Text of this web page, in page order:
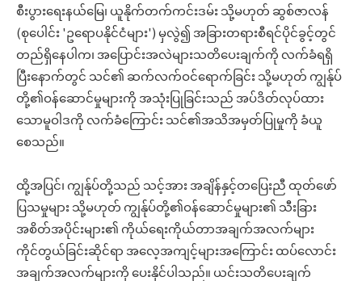
စီးပွားရေးနယ်မြေ၊ ယူနိုက်တက်ကင်းဒမ်း သို့မဟုတ် ဆွစ်ဇာလန်
(စုပေါင်း 'ဥရောပနိုင်ငံများ') မှလွဲ၍ အခြားတရားစီရင်ပိုင်ခွင့်တွင်
တည်ရှိနေပါက၊ အပြောင်းအလဲများသတိပေးချက်ကို လက်ခံရရှိ
ပြီးနောက်တွင် သင်၏ ဆက်လက်ဝင်ရောက်ခြင်း သို့မဟုတ် ကျွန်ုပ်
တို့၏ဝန်ဆောင်မှုများကို အသုံးပြုခြင်းသည် အပ်ဒိတ်လုပ်ထား
သောမူဝါဒကို လက်ခံကြောင်း သင်၏အသိအမှတ်ပြုမှုကို ခံယူ
စေသည်။
ထို့အပြင်၊ ကျွန်ုပ်တို့သည် သင့်အား အချိန်နှင့်တပြေးညီ ထုတ်ဖော်
ပြသမှုများ သို့မဟုတ် ကျွန်ုပ်တို့၏ဝန်ဆောင်မှုများ၏ သီးခြား
အစိတ်အပိုင်းများ၏ ကိုယ်ရေးကိုယ်တာအချက်အလက်များ
ကိုင်တွယ်ခြင်းဆိုင်ရာ အလေ့အကျင့်များအကြောင်း ထပ်လောင်း
အချက်အလက်များကို ပေးနိုင်ပါသည်။ ယင်းသတိပေးချက်